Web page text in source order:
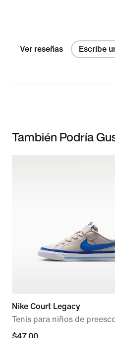
Ver reseñas Escribe
También Podría
Nike Court Legacy
Tenis para niños de